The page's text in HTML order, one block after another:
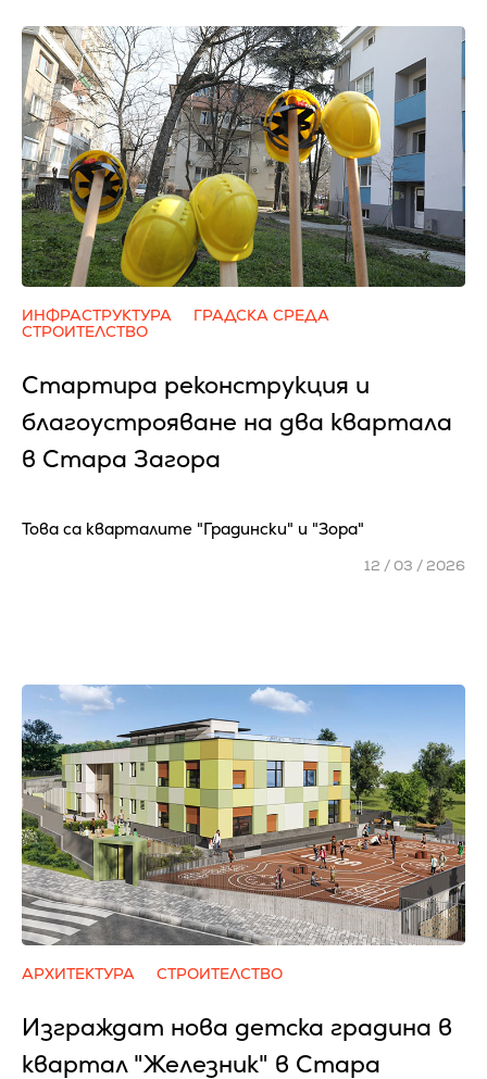
ИНФРАСТРУКТУРА
ГРАДСКА СРЕДА
СТРОИТЕЛСТВО
Стартира реконструкция и
благоустрояване на два квартала
в Стара Загора
Това са кварталите "Градински" и "Зора"
12 / 03 / 2026
АРХИТЕКТУРА СТРОИТЕЛСТВО
Изграждат нова детска градина в
квартал "Железник" в Стара